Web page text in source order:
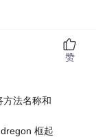
方法名称和
框起
赞